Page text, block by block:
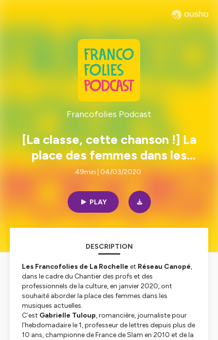
Francofolies Podcast
[La classe, cette chanson !] La
place des femmes dans les
musiques actuelles par Gabrielle
49min | 04/03/2020
PLAY
DESCRIPTION
Les Francofolies de La Rochelle et Réseau Canopé,
dans le cadre du Chantier des profs et des
professionnels de la culture, en janvier 2020, ont
souhaité aborder la place des femmes dans les
musiques actuelles.
C’est Gabrielle Tuloup, romancière, journaliste pour
l’hebdomadaire le 1, professeur de lettres depuis plus de
10 ans, championne de France de Slam en 2010 et de la